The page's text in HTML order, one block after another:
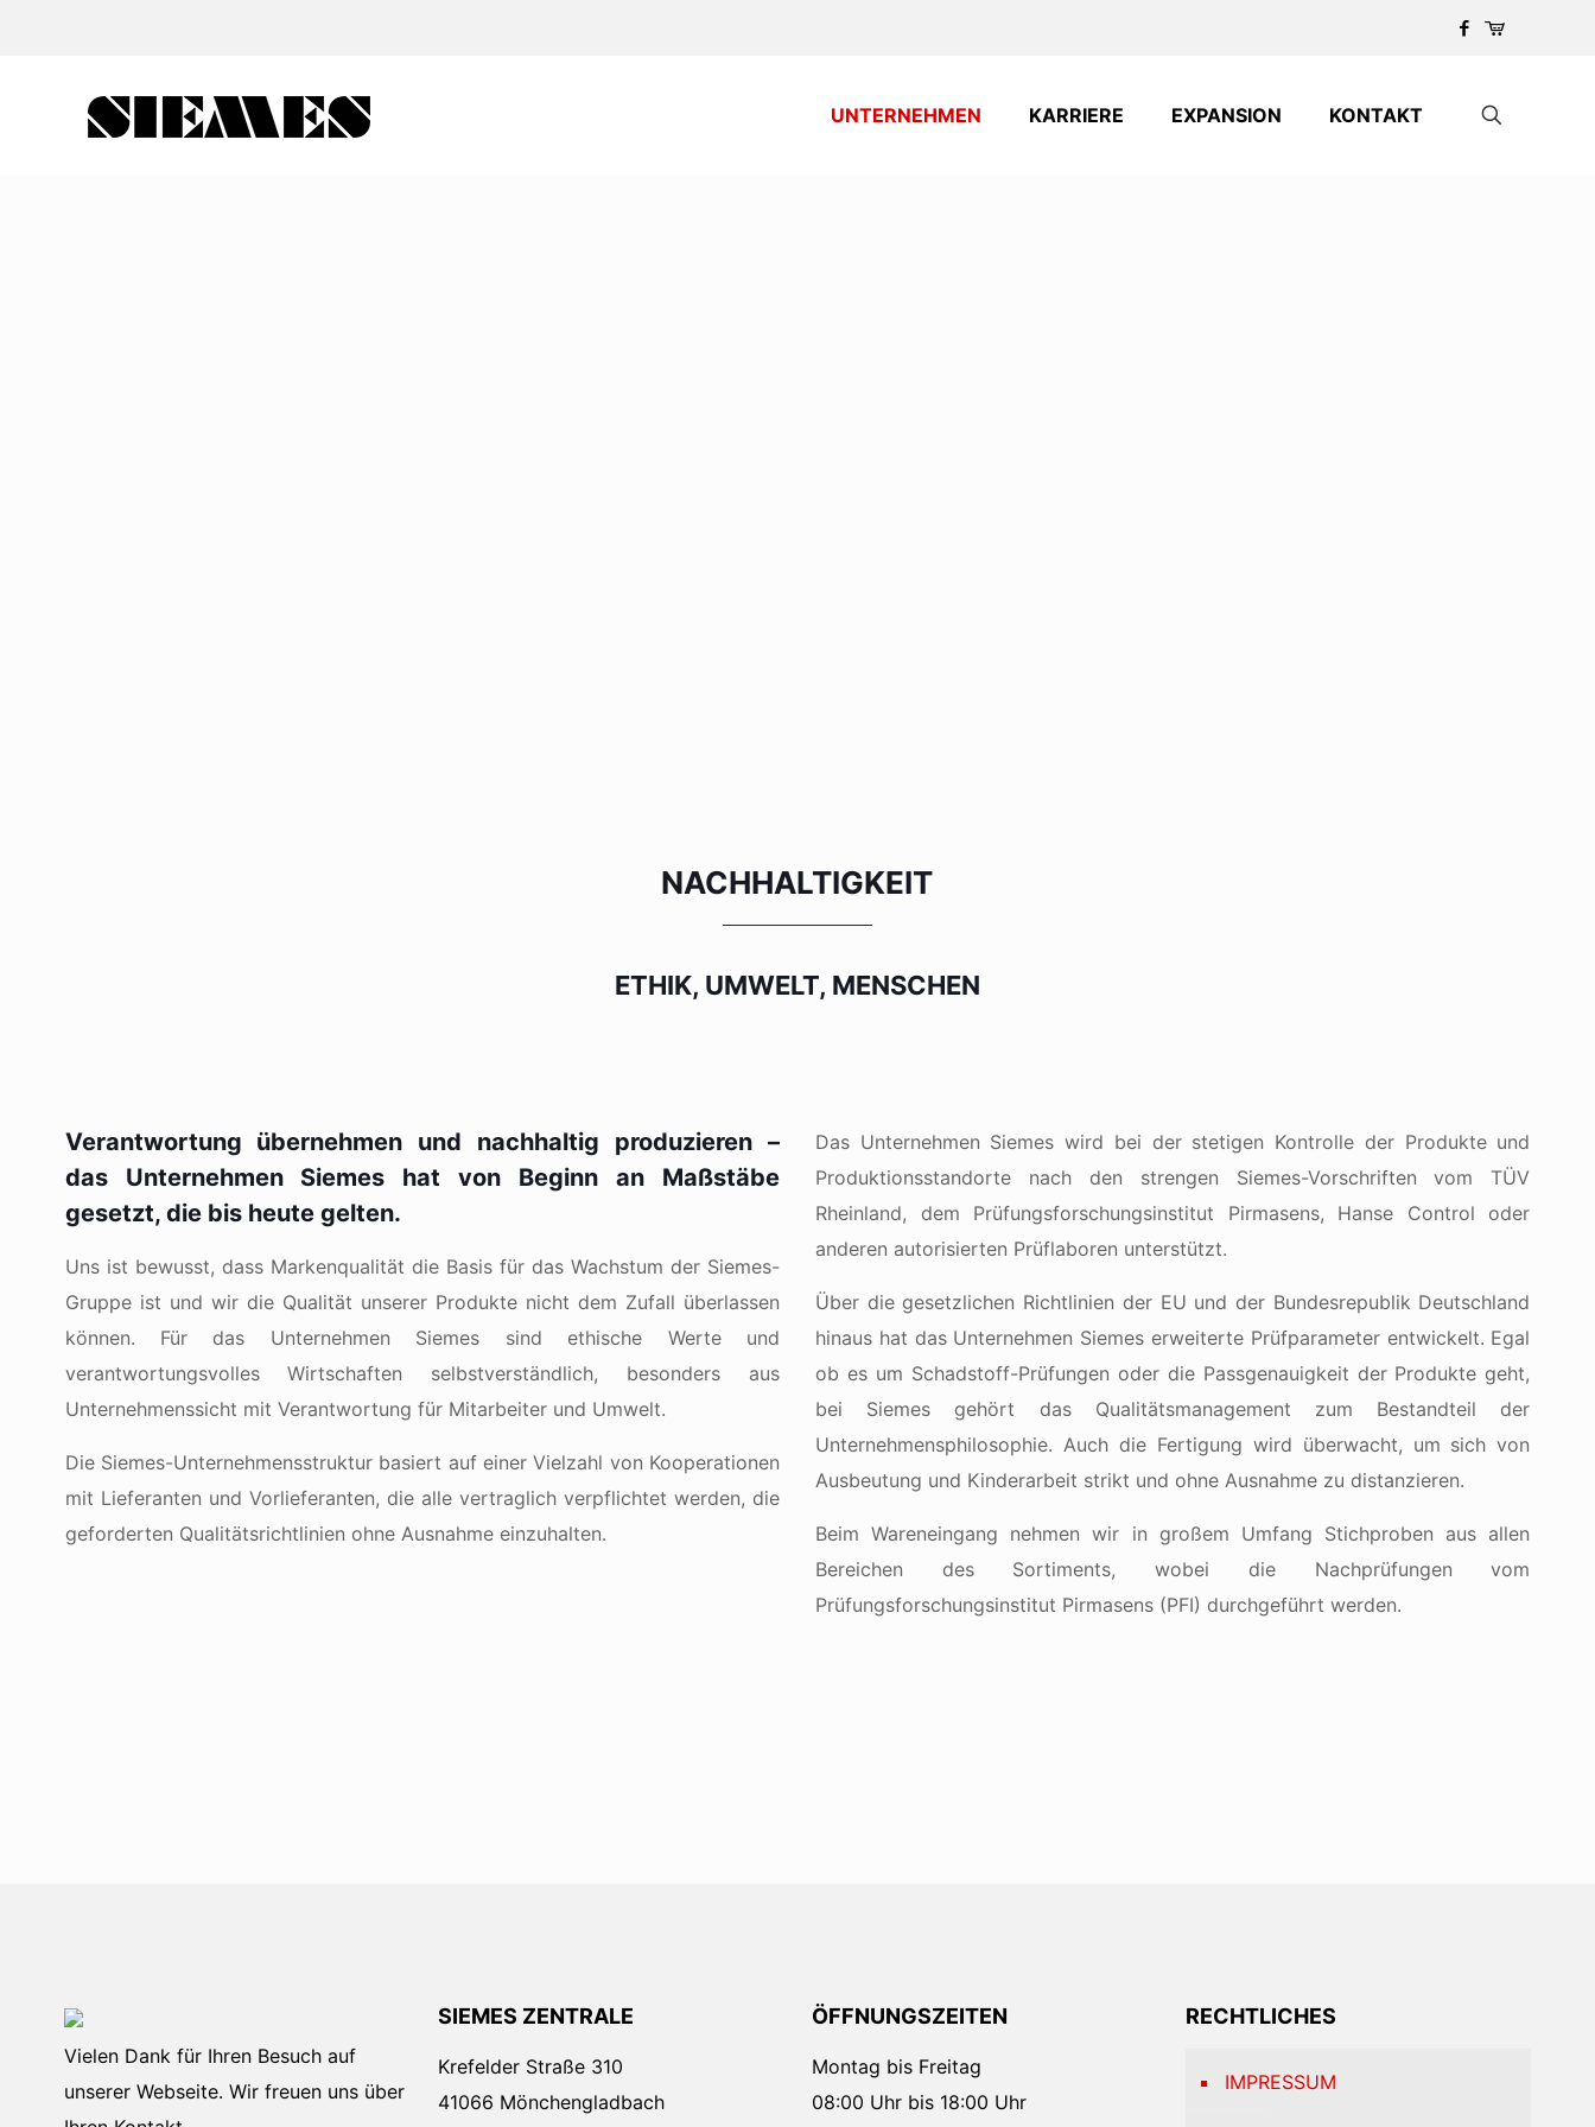
UNTERNEHMEN KARRIERE EXPANSION KONTAKT
NACHHALTIGKEIT
ETHIK, UMWELT, MENSCHEN
Verantwortung übernehmen und nachhaltig produzieren –
das Unternehmen Siemes hat von Beginn an Maßstäbe
gesetzt, die bis heute gelten.
Uns ist bewusst, dass Markenqualität die Basis für das Wachstum der Siemes-
Gruppe ist und wir die Qualität unserer Produkte nicht dem Zufall überlassen
können. Für das Unternehmen Siemes sind ethische Werte und
verantwortungsvolles Wirtschaften selbstverständlich, besonders aus
Unternehmenssicht mit Verantwortung für Mitarbeiter und Umwelt.
Die Siemes-Unternehmensstruktur basiert auf einer Vielzahl von Kooperationen
mit Lieferanten und Vorlieferanten, die alle vertraglich verpflichtet werden, die
geforderten Qualitätsrichtlinien ohne Ausnahme einzuhalten.
Das Unternehmen Siemes wird bei der stetigen Kontrolle der Produkte und
Produktionsstandorte nach den strengen Siemes-Vorschriften vom TÜV
Rheinland, dem Prüfungsforschungsinstitut Pirmasens, Hanse Control oder
anderen autorisierten Prüflaboren unterstützt.
Über die gesetzlichen Richtlinien der EU und der Bundesrepublik Deutschland
hinaus hat das Unternehmen Siemes erweiterte Prüfparameter entwickelt. Egal
ob es um Schadstoff-Prüfungen oder die Passgenauigkeit der Produkte geht,
bei Siemes gehört das Qualitätsmanagement zum Bestandteil der
Unternehmensphilosophie. Auch die Fertigung wird überwacht, um sich von
Ausbeutung und Kinderarbeit strikt und ohne Ausnahme zu distanzieren.
Beim Wareneingang nehmen wir in großem Umfang Stichproben aus allen
Bereichen des Sortiments, wobei die Nachprüfungen vom
Prüfungsforschungsinstitut Pirmasens (PFI) durchgeführt werden.
Vielen Dank für Ihren Besuch auf
unserer Webseite. Wir freuen uns über
SIEMES ZENTRALE
Krefelder Straße 310
41066 Mönchengladbach
ÖFFNUNGSZEITEN
Montag bis Freitag
08:00 Uhr bis 18:00 Uhr
RECHTLICHES
IMPRESSUM